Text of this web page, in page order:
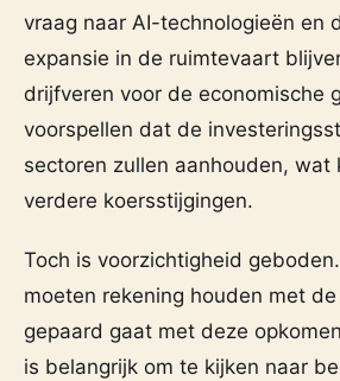
vraag naar AI-technologieën en
expansie in de ruimtevaart
drijfveren voor de economische
voorspellen dat de
sectoren zullen aanhouden, wat
verdere koersstijgingen.
Toch is voorzichtigheid
moeten rekening houden met
gepaard gaat met deze
is belangrijk om te kijken naar